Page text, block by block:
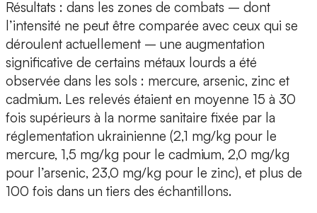
Résultats : dans les zones de combats – dont
l’intensité ne peut être comparée avec ceux qui se
déroulent actuellement – une augmentation
significative de certains métaux lourds a été
observée dans les sols : mercure, arsenic, zinc et
cadmium. Les relevés étaient en moyenne 15 à 30
fois supérieurs à la norme sanitaire fixée par la
réglementation ukrainienne (2,1 mg/kg pour le
mercure, 1,5 mg/kg pour le cadmium, 2,0 mg/kg
pour l’arsenic, 23,0 mg/kg pour le zinc), et plus de
100 fois dans un tiers des échantillons.